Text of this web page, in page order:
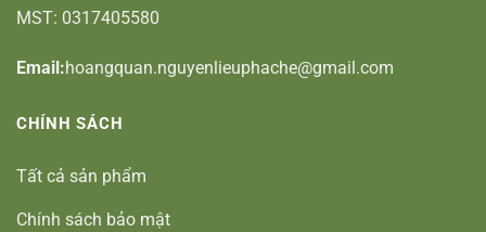
MST: 0317405580
Email:hoangquan.nguyenlieuphache@gmail.com
CHÍNH SÁCH
Tất cả sản phẩm
Chính sách bảo mật